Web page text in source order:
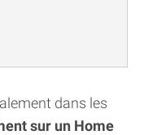
dans les
sur un Home